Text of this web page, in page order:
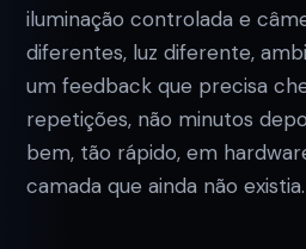
iluminação controlada e
diferentes, luz diferente,
um feedback que precisa
repetições, não minutos
bem, tão rápido, em
camada que ainda não existia.